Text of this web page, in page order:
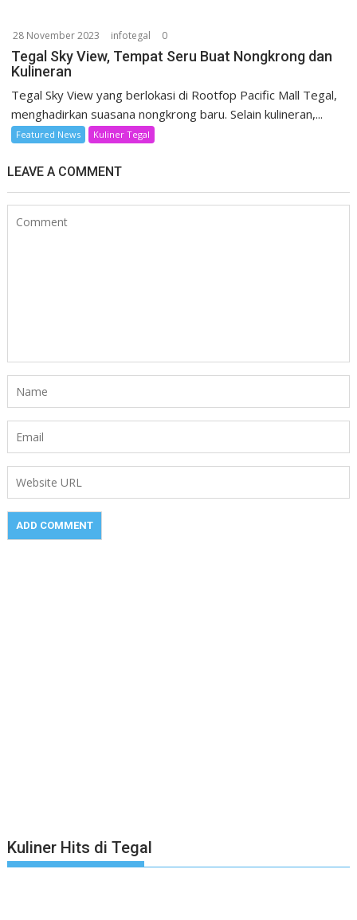
28 November 2023 infotegal 0
Tegal Sky View, Tempat Seru Buat Nongkrong dan
Kulineran
Tegal Sky View yang berlokasi di Rootfop Pacific Mall Tegal,
menghadirkan suasana nongkrong baru. Selain kulineran,...
Featured News Kuliner Tegal
LEAVE A COMMENT
Kuliner Hits di Tegal